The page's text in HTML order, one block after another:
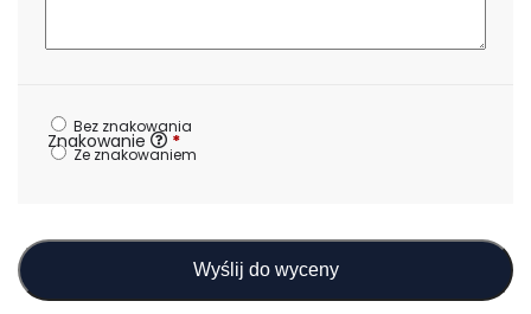
Znakowanie *
Bez znakowania
Ze znakowaniem
Wyślij do wyceny